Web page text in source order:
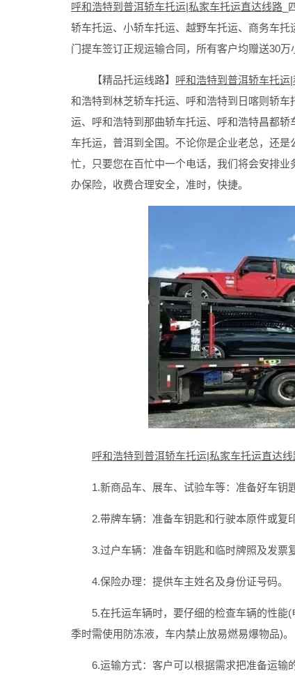
呼和浩特到普洱轿车托运|私家车托运直达线路
轿车托运、小轿车托运、越野车托运、商务车
门提车签订正规运输合同，所有客户均赠送30万
【精品托运线路】 呼和浩特到普洱轿车托运
和浩特到林芝轿车托运、呼和浩特到日喀则轿
运、呼和浩特到那曲轿车托运、呼和浩特昌都
车托运，普洱到全国。不论你是企业老总，还
忙，只要您在百忙中一个电话，我们将会安排
办保险，收费合理安全，准时，快捷。
呼和浩特到普洱轿车托运|私家车托运直达线
1.新商品车、展车、试验车等：准备好车钥匙
2.带牌车辆：准备车钥匙和行驶本原件或复印
3.过户车辆：准备车钥匙和临时牌照及发票复
4.保险办理：提供车主姓名及身份证号码。
5.在托运车辆时，要仔细的检查车辆的性能(
季时需使用防冻液，车内禁止放易燃易爆物品)。
6.运输方式：客户可以根据需求把准备运输